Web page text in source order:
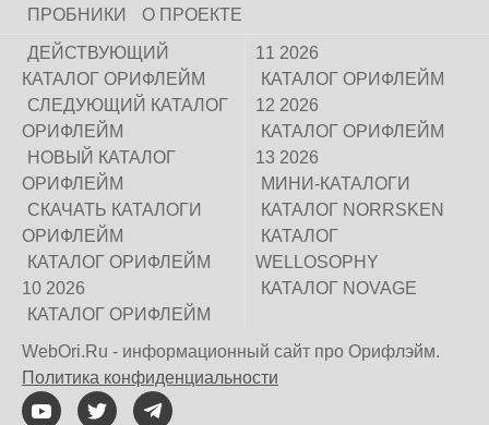
ПРОБНИКИ
О ПРОЕКТЕ
ДЕЙСТВУЮЩИЙ
КАТАЛОГ ОРИФЛЕЙМ
СЛЕДУЮЩИЙ КАТАЛОГ
ОРИФЛЕЙМ
НОВЫЙ КАТАЛОГ
ОРИФЛЕЙМ
СКАЧАТЬ КАТАЛОГИ
ОРИФЛЕЙМ
КАТАЛОГ ОРИФЛЕЙМ
10 2026
КАТАЛОГ ОРИФЛЕЙМ
11 2026
КАТАЛОГ ОРИФЛЕЙМ
12 2026
КАТАЛОГ ОРИФЛЕЙМ
13 2026
МИНИ-КАТАЛОГИ
КАТАЛОГ NORRSKEN
КАТАЛОГ
WELLOSOPHY
КАТАЛОГ NOVAGE
WebOri.Ru - информационный сайт про Орифлэйм.
Политика конфиденциальности